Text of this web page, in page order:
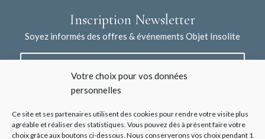
Votre choix pour vos données
personnelles
Ce site et ses partenaires utilisent des cookies pour rendre votre visite plus
agréable et réaliser des statistiques. Vous pouvez dès à présent faire votre
choix grâce aux boutons ci-dessous. Nous conserverons vos choix pendant 1
Inscription Newsletter
Soyez informés des offres & événements Objet Insolite